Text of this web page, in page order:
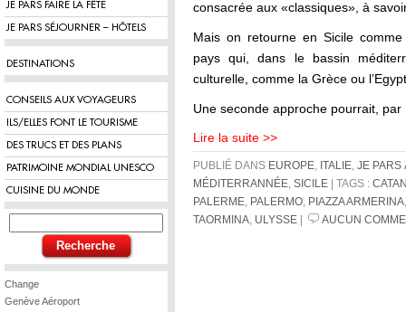
JE PARS FAIRE LA FÊTE
JE PARS SÉJOURNER – HÔTELS
DESTINATIONS
CONSEILS AUX VOYAGEURS
ILS/ELLES FONT LE TOURISME
DES TRUCS ET DES PLANS
PATRIMOINE MONDIAL UNESCO
CUISINE DU MONDE
Change
Genève Aéroport
consacrée aux «classiques», à
Mais on retourne en Sicile
pays qui, dans le bassin
culturelle, comme la Grèce ou
Une seconde approche pourrait,
Lire la suite >>
PUBLIÉ DANS EUROPE ITALIE JE PARS
MÉDITERRANNÉE SICILE | TAGS :
PALERME
PALERMO PIAZZA ARMERINA
TAORMINA ULYSSE AUCUN